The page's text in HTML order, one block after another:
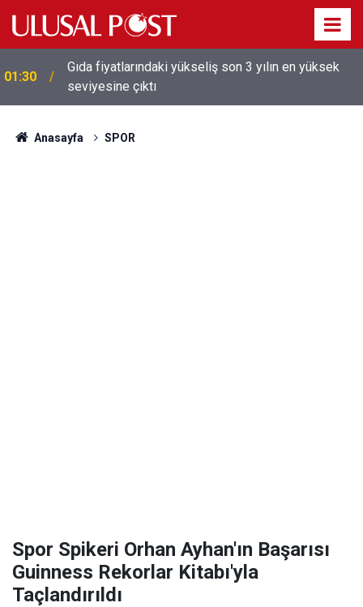
01:30
Gıda fiyatlarındaki yükseliş son 3 yılın en yüksek
seviyesine çıktı
Anasayfa SPOR
Spor Spikeri Orhan Ayhan'ın Başarısı
Guinness Rekorlar Kitabı'yla
Taçlandırıldı